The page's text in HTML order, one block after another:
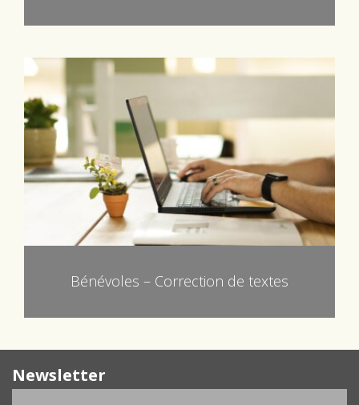
Bénévoles – Correction de textes
Newsletter